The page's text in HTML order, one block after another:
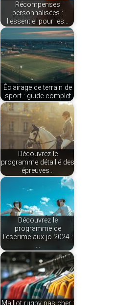
Récompenses
personnalisées :
l'essentiel pour les…
Éclairage de terrain de
sport : guide complet
Découvrez le
programme détaillé des
épreuves…
Découvrez le
programme de
l'escrime aux jo 2024 :
…